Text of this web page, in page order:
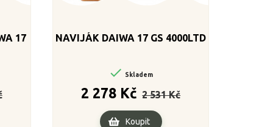
17
Cena
NAVIJÁK DAIWA 17 GS 4000LTD
 Skladem
2 278 Kč
cena
2 531 Kč
Koupit